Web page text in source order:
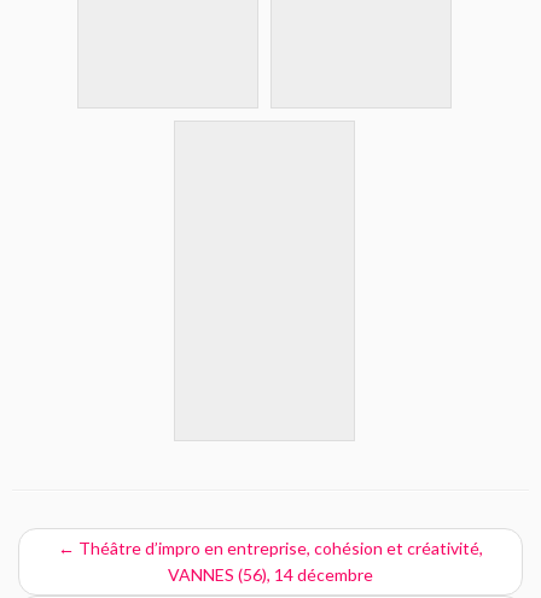
← Théâtre d’impro en entreprise, cohésion et créativité,
VANNES (56), 14 décembre